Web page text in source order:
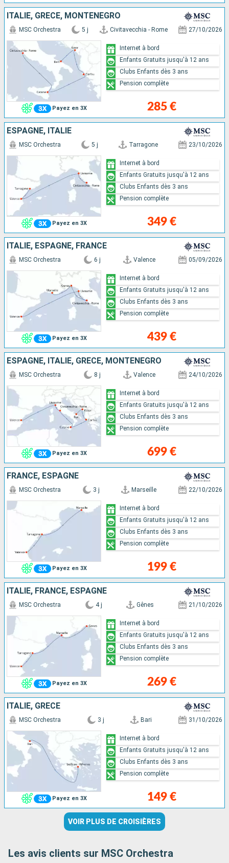
ITALIE, GRÈCE, MONTÉNÉGRO
Payez en 3X
MSC Orchestra 5 j Civitavecchia - Rome 27/10/2026
285 €
Internet à bord
Enfants Gratuits jusqu'à 12 ans
Clubs Enfants dès 3 ans
Pension complète
ESPAGNE, ITALIE
Payez en 3X
MSC Orchestra 5 j Tarragone 23/10/2026
349 €
Internet à bord
Enfants Gratuits jusqu'à 12 ans
Clubs Enfants dès 3 ans
Pension complète
ITALIE, ESPAGNE, FRANCE
Payez en 3X
MSC Orchestra 6 j Valence 05/09/2026
439 €
Internet à bord
Enfants Gratuits jusqu'à 12 ans
Clubs Enfants dès 3 ans
Pension complète
ESPAGNE, ITALIE, GRÈCE, MONTÉNÉGRO
Payez en 3X
MSC Orchestra 8 j Valence 24/10/2026
699 €
Internet à bord
Enfants Gratuits jusqu'à 12 ans
Clubs Enfants dès 3 ans
Pension complète
FRANCE, ESPAGNE
Payez en 3X
MSC Orchestra 3 j Marseille 22/10/2026
199 €
Internet à bord
Enfants Gratuits jusqu'à 12 ans
Clubs Enfants dès 3 ans
Pension complète
ITALIE, FRANCE, ESPAGNE
Payez en 3X
MSC Orchestra 4 j Gênes 21/10/2026
269 €
Internet à bord
Enfants Gratuits jusqu'à 12 ans
Clubs Enfants dès 3 ans
Pension complète
ITALIE, GRÈCE
Payez en 3X
MSC Orchestra 3 j Bari 31/10/2026
149 €
Internet à bord
Enfants Gratuits jusqu'à 12 ans
Clubs Enfants dès 3 ans
Pension complète
VOIR PLUS DE CROISIÈRES
Les avis clients sur MSC Orchestra